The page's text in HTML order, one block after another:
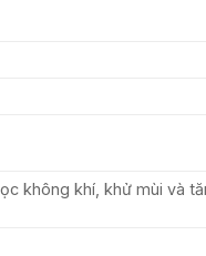
không khí, khử mùi và